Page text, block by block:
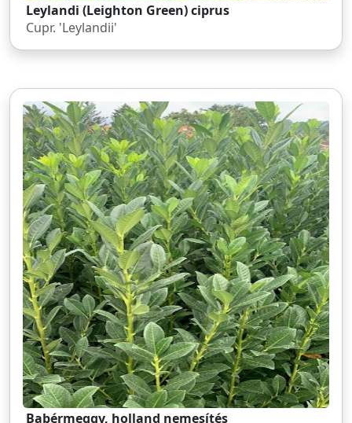
Leylandi (Leighton Green) ciprus
Cupr. 'Leylandii'
Babérmeggy, holland nemesítés